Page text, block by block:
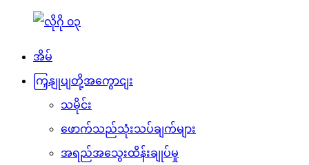
အိမ်
ကြှနျုပျတို့အကွောငျး
သမိုင်း
ဖောက်သည်သုံးသပ်ချက်များ
အရည်အသွေးထိန်းချုပ်မှု